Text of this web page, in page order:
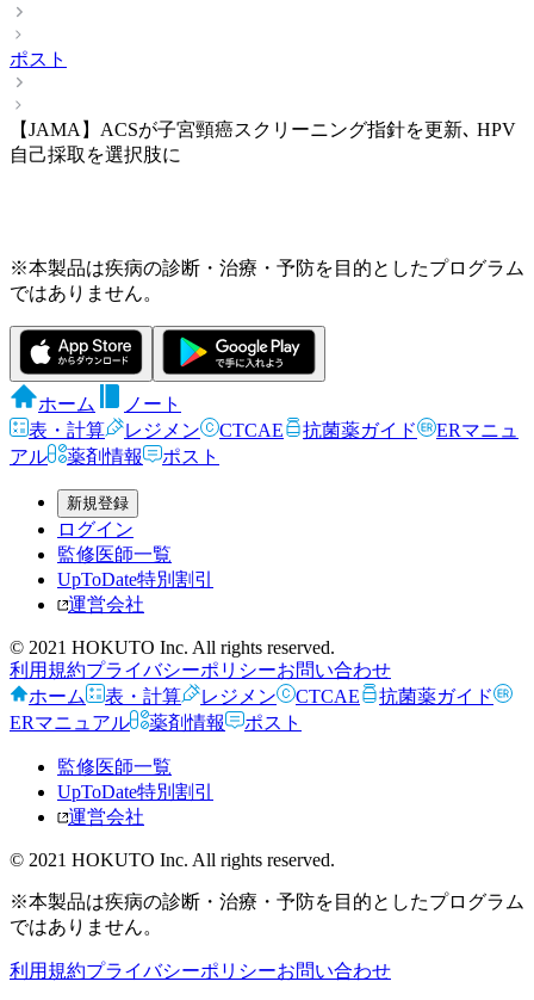
ポスト
【JAMA】ACSが子宮頸癌スクリーニング指針を更新､ HPV
自己採取を選択肢に
※本製品は疾病の診断・治療・予防を目的としたプログラム
ではありません。
ホーム
ノート
表・計算
レジメン CTCAE 抗菌薬ガイド
ERマニュ
アル
薬剤情報 ポスト
新規登録
ログイン
監修医師一覧
UpToDate特別割引
運営会社
© 2021 HOKUTO Inc. All rights reserved.
利用規約プライバシーポリシーお問い合わせ
ホーム
表・計算 レジメン CTCAE
抗菌薬ガイド
ERマニュアル
薬剤情報 ポスト
監修医師一覧
UpToDate特別割引
運営会社
© 2021 HOKUTO Inc. All rights reserved.
※本製品は疾病の診断・治療・予防を目的としたプログラム
ではありません。
利用規約プライバシーポリシーお問い合わせ